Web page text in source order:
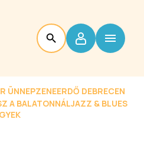
ÜNNEPZENEERDŐ DEBRECEN
A BALATONNÁLJAZZ & BLUES